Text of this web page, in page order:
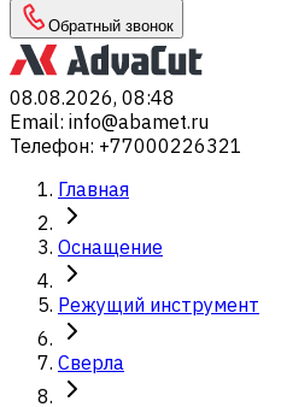
Обратный звонок
08.08.2026, 08:48
Email: info@abamet.ru
Телефон: +77000226321
Главная
Оснащение
Режущий инструмент
Сверла